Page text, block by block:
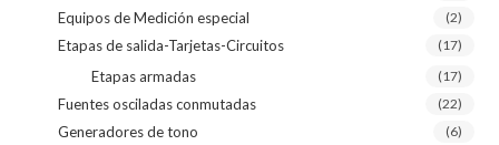
Equipos de Medición especial (2)
Etapas de salida-Tarjetas-Circuitos (17)
Etapas armadas (17)
Fuentes osciladas conmutadas (22)
Generadores de tono (6)